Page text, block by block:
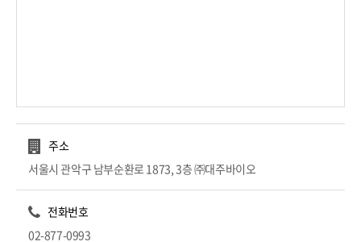
주소
서울시 관악구 남부순환로 1873, 3층 ㈜대주바이오
전화번호
02-877-0993